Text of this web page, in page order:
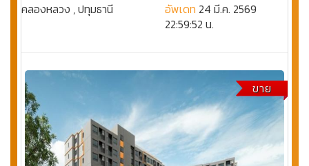
คลองหลวง , ปทุมธานี
อัพเดท 24 มี.ค. 2569
22:59:52 น.
ขาย